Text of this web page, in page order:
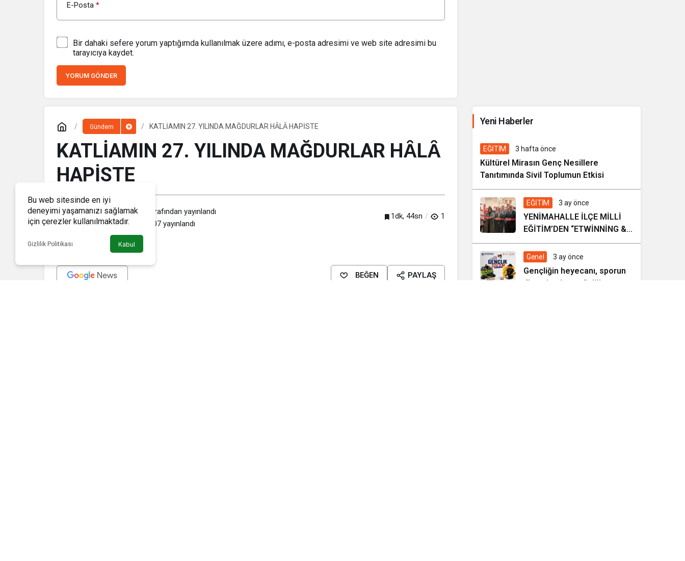
E-Posta *
Bir dahaki sefere yorum yaptığımda kullanılmak üzere adımı, e-posta adresimi ve web site adresimi bu
tarayıcıya kaydet.
YORUM GÖNDER
Gündem KATLİAMIN 27. YILINDA MAĞDURLAR HȂLȂ HAPİSTE
KATLİAMIN 27. YILINDA MAĞDURLAR HȂLȂ
HAPİSTE
Haber Memleket
tarafından yayınlandı
2 Temmuz 2020, 17:07 yayınlandı
1dk, 44sn 1
BEĞEN PAYLAŞ
Yeni Haberler
7 gün önce
EĞİTİM 3 hafta önce
Kültürel Mirasın Genç Nesillere
Tanıtımında Sivil Toplumun Etkisi
EĞİTİM 3 ay önce
YENİMAHALLE İLÇE MİLLİ
EĞİTİM’DEN “ETWİNNİNG &
HAREZMİ PROJE ŞENLİĞİ”
Genel 3 ay önce
Gençliğin heyecanı, sporun
dinamizmi ve müziğin
Bu web sitesinde en iyi
deneyimi yaşamanızı sağlamak
için çerezler kullanılmaktadır.
Gizlilik Politikası Kabul